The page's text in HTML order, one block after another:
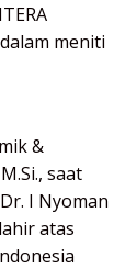
meniti
&
saat
I Nyoman
atas